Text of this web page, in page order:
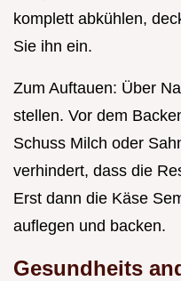
komplett abkühlen,
Sie ihn ein.
Zum Auftauen: Über
stellen. Vor dem
Schuss Milch oder
verhindert, dass die
Erst dann die Käse
auflegen und backen.
Gesundheits